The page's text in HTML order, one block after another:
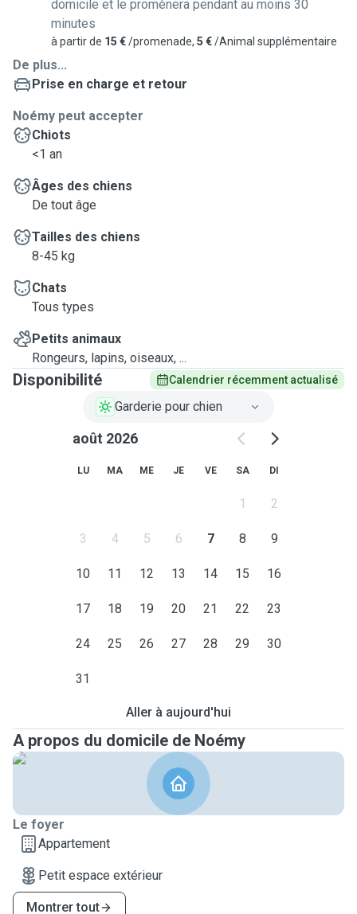
domicile et le promènera pendant au moins 30
minutes
à partir de 15 €/promenade, 5 €/Animal supplémentaire
De plus...
Prise en charge et retour
Noémy peut accepter
Chiots
<1 an
Âges des chiens
De tout âge
Tailles des chiens
8-45 kg
Chats
Tous types
Petits animaux
Rongeurs, lapins, oiseaux, ...
Disponibilité Calendrier récemment actualisé
Garderie pour chien
août 2026
LU MA ME JE VE SA DI
1 2
3 4 5 6 7 8 9
10 11 12 13 14 15 16
17 18 19 20 21 22 23
24 25 26 27 28 29 30
31
Aller à aujourd'hui
A propos du domicile de Noémy
Le foyer
Appartement
Petit espace extérieur
Montrer tout